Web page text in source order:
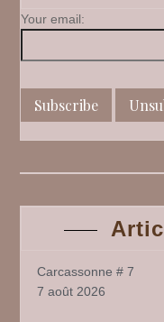
Your email:
Carcassonne # 7
7 août 2026